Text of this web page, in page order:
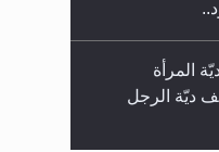
المرأة
ديّة الرجل